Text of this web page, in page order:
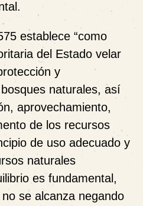
establece “como
del Estado velar
y
naturales, así
aprovechamiento,
de los recursos
de uso adecuado y
naturales
es fundamental,
se alcanza negando